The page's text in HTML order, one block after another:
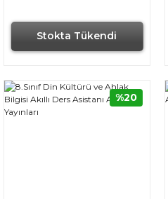
Stokta Tükendi
%20